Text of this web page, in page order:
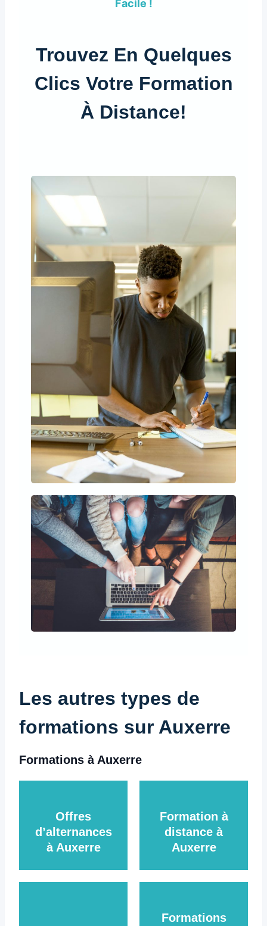
Facile !
Trouvez En Quelques
Clics Votre Formation
À Distance!
Les autres types de
formations sur Auxerre
Formations à Auxerre
Offres
d’alternances
à Auxerre
Formation à
distance à
Auxerre
Formations